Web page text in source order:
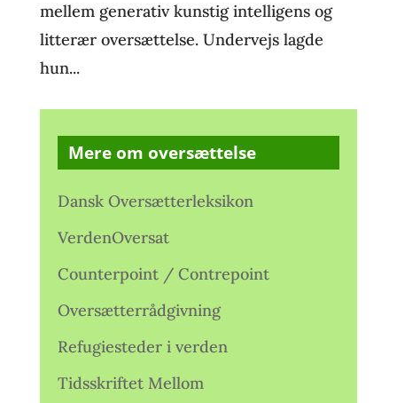
mellem generativ kunstig intelligens og
litterær oversættelse. Undervejs lagde
hun...
Mere om oversættelse
Dansk Oversætterleksikon
VerdenOversat
Counterpoint / Contrepoint
Oversætterrådgivning
Refugiesteder i verden
Tidsskriftet Mellom